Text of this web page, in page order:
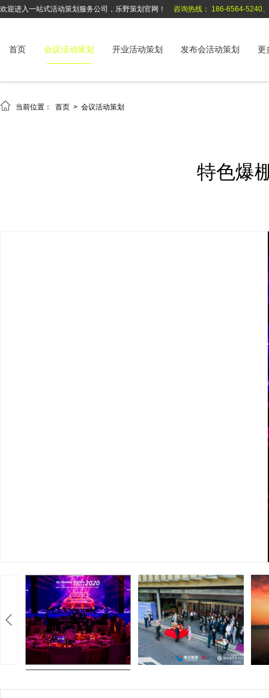
欢迎进入一站式活动策划服务公司，乐野策划官网！ 咨询热线： 186-6564-5240
首页 会议活动策划 开业活动策划 发布会活动策划 更
 当前位置： 首页 > 会议活动策划
特色爆